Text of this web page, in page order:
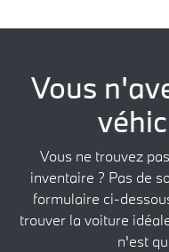
Vous
Vous ne trouvez
inventaire ? Pas de
formulaire ci-
trouver la voiture
n'est